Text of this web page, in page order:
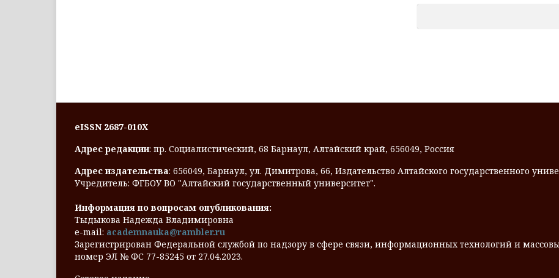
eISSN 2687-010X
Адрес редакции: пр. Социалистический, 68 Барнаул, Алтайский край, 656049, Россия
Адрес издательства: 656049, Барнаул, ул. Димитрова, 66, Издательство Алтайского государственного
Учредитель: ФГБОУ ВО "Алтайский государственный университет".
Информация по вопросам опубликования:
Тыдыкова Надежда Владимировна
e-mail: academnauka@rambler.ru
Зарегистрирован Федеральной службой по надзору в сфере связи, информационных технологий и
номер ЭЛ № ФС 77-85245 от 27.04.2023.